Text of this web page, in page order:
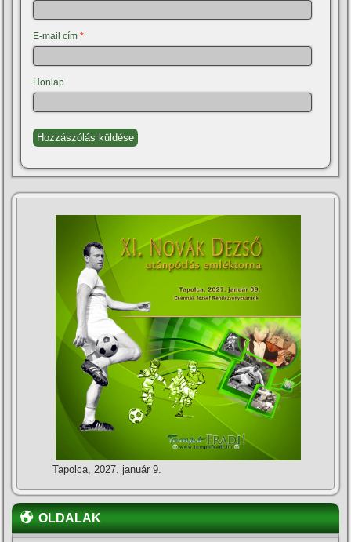
E-mail cím*
Honlap
Tapolca, 2027. január 9.
OLDALAK